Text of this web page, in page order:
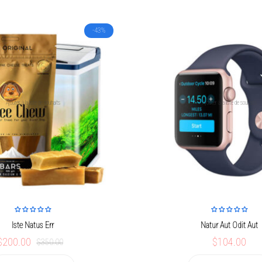
Ajouter à la liste de souhaits
-43%
Iste Natus Err
$350.00
Le Le
Ajouter à la liste de souhaits
Natur Aut Odit Aut
$104.00